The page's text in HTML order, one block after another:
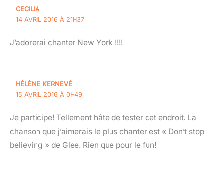
CECILIA
14 AVRIL 2016 À 21H37
J’adorerai chanter New York !!!!
HÉLÈNE KERNEVÉ
15 AVRIL 2016 À 0H49
Je participe! Tellement hâte de tester cet endroit. La
chanson que j’aimerais le plus chanter est « Don’t stop
believing » de Glee. Rien que pour le fun!